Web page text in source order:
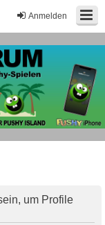
Anmelden
um Profile